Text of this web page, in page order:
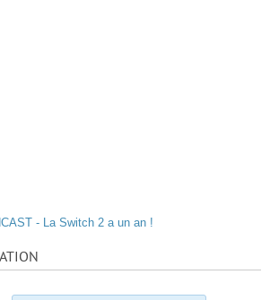
- La Switch 2 a un an !